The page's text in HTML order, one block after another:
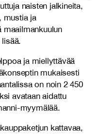
naisten jalkineita,
mustia ja
maailmankuulun
ja miellyttävää
mukaisesti
on noin 2 450
avataan aidattu
myymälää.
kattavaa,